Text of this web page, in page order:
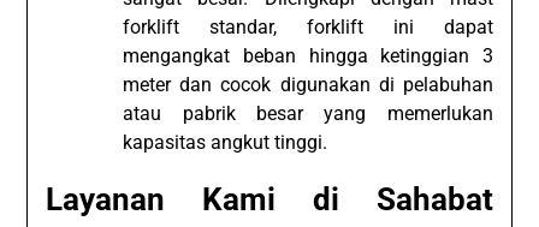
forklift standar, forklift ini dapat
mengangkat beban hingga ketinggian 3
meter dan cocok digunakan di pelabuhan
atau pabrik besar yang memerlukan
kapasitas angkut tinggi.
Layanan Kami di Sahabat